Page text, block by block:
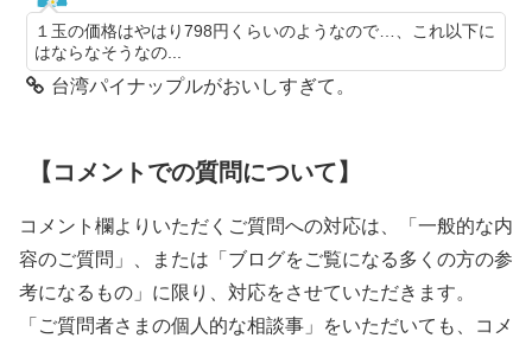
１玉の価格はやはり798円くらいのようなので…、これ以下に
はならなそうなの...
台湾パイナップルがおいしすぎて。
【コメントでの質問について】
コメント欄よりいただくご質問への対応は、「一般的な内
容のご質問」、または「ブログをご覧になる多くの方の参
考になるもの」に限り、対応をさせていただきます。
「ご質問者さまの個人的な相談事」をいただいても、コメ